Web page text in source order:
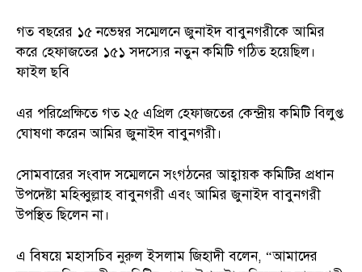
গত বছরের ১৫ নভেম্বর সম্মেলনে জুনাইদ বাবুনগরীকে আমির
করে হেফাজতের ১৫১ সদস্যের নতুন কমিটি গঠিত হয়েছিল।
ফাইল ছবি
এর পরিপ্রেক্ষিতে গত ২৫ এপ্রিল হেফাজতের কেন্দ্রীয় কমিটি বিলুপ্ত
ঘোষণা করেন আমির জুনাইদ বাবুনগরী।
সোমবারের সংবাদ সম্মেলনে সংগঠনের আহ্বায়ক কমিটির প্রধান
উপদেষ্টা মহিব্বুল্লাহ বাবুনগরী এবং আমির জুনাইদ বাবুনগরী
উপস্থিত ছিলেন না।
এ বিষয়ে মহাসচিব নুরুল ইসলাম জিহাদী বলেন, “আমাদের